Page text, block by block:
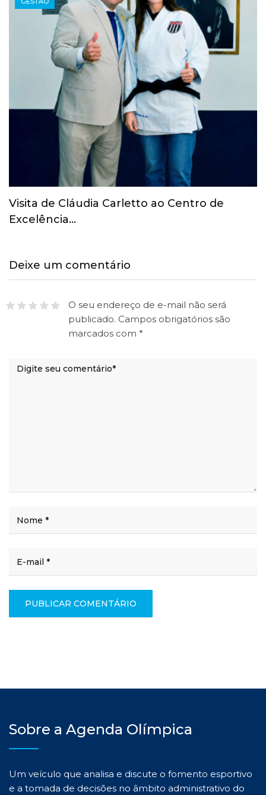
COI revoga suspensão provisória do Comitê
Olímpico Russo
Deixe um comentário
O seu endereço de e-mail não será
publicado. Campos obrigatórios são
marcados com *
Sobre a Agenda Olímpica
Um veículo que analisa e discute o fomento esportivo
e a tomada de decisões no âmbito administrativo do